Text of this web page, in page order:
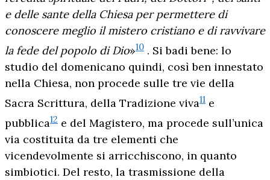
e delle sante della Chiesa per permettere di
conoscere meglio il mistero cristiano e di ravvivare
la fede del popolo di Dio»10 . Si badi bene: lo
studio del domenicano quindi, così ben innestato
nella Chiesa, non procede sulle tre vie della
Sacra Scrittura, della Tradizione viva11 e
pubblica12 e del Magistero, ma procede sull’unica
via costituita da tre elementi che
vicendevolmente si arricchiscono, in quanto
simbiotici. Del resto, la trasmissione della